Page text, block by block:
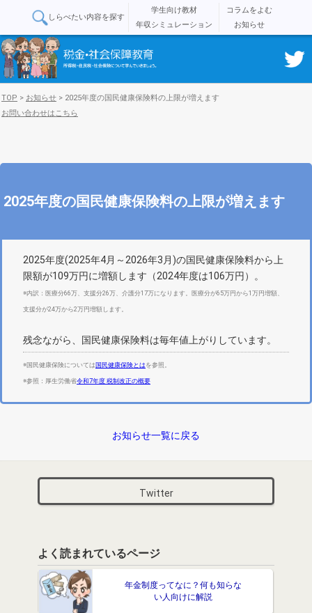
しらべたい内容を探す
学生向け教材
コラムをよむ
年収シミュレーション
お知らせ
TOP > お知らせ > 2025年度の国民健康保険料の上限が増えます
お問い合わせはこちら
2025年度の国民健康保険料の上限が増えます
2025年度(2025年4月～2026年3月)の国民健康保険料から上
限額が109万円に増額します（2024年度は106万円）。
※内訳：医療分66万、支援分26万、介護分17万になります。医療分が65万円から1万円増額、
支援分が24万から2万円増額します。
残念ながら、国民健康保険料は毎年値上がりしています。
※国民健康保険については 国民健康保険とは を参照。
※参照：厚生労働省令和7年度 税制改正の概要
お知らせ一覧に戻る
Twitter
よく読まれているページ
年金制度ってなに？何も知らな
い人向けに解説